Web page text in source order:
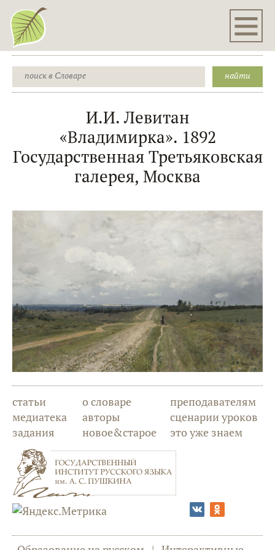
И.И. Левитан
«Владимирка». 1892
Государственная Третьяковская
галерея, Москва
статьи
медиатека
задания
о словаре
авторы
новое&старое
преподавателям
сценарии уроков
это уже знаем